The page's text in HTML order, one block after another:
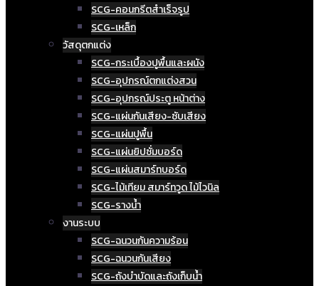
SCG-คอนกรีตสำเร็จรูป
SCG-เหล็ก
วัสดุตกแต่ง
SCG-กระเบื้องปูพื้นและผนัง
SCG-อุปกรณ์ตกแต่งสวน
SCG-อุปกรณ์ประตู หน้าต่าง
SCG-แผ่นกันเสียง-ซับเสียง
SCG-แผ่นปูพื้น
SCG-แผ่นยิปซั่มบอร์ด
SCG-แผ่นสมาร์ทบอร์ด
SCG-ไม้เทียม สมาร์ทวูด ไม้ไวนิล
SCG-รางน้ำ
งานระบบ
SCG-ฉนวนกันความร้อน
SCG-ฉนวนกันเสียง
SCG-ถังบำบัดและถังเก็บน้ำ